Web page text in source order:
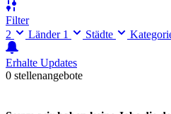
Filter
2
Länder 1 Städte
Erhalte Updates
0 stellenangebote